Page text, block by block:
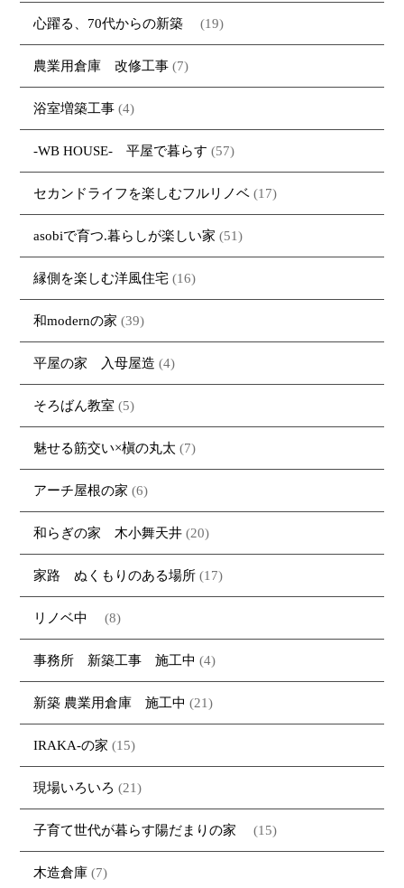
心躍る、70代からの新築 (19)
農業用倉庫 改修工事 (7)
浴室増築工事 (4)
-WB HOUSE- 平屋で暮らす (57)
セカンドライフを楽しむフルリノベ (17)
asobiで育つ.暮らしが楽しい家 (51)
縁側を楽しむ洋風住宅 (16)
和modernの家 (39)
平屋の家 入母屋造 (4)
そろばん教室 (5)
魅せる筋交い×槇の丸太 (7)
アーチ屋根の家 (6)
和らぎの家 木小舞天井 (20)
家路 ぬくもりのある場所 (17)
リノベ中 (8)
事務所 新築工事 施工中 (4)
新築 農業用倉庫 施工中 (21)
IRAKA-の家 (15)
現場いろいろ (21)
子育て世代が暮らす陽だまりの家 (15)
木造倉庫 (7)